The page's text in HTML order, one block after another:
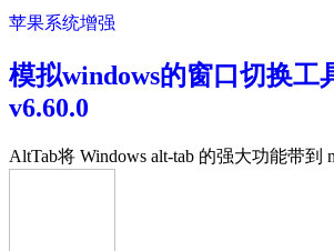
苹果系统增强
模拟windows的窗口切换工
v6.60.0
AltTab将 Windows alt-tab 的强大功能带到